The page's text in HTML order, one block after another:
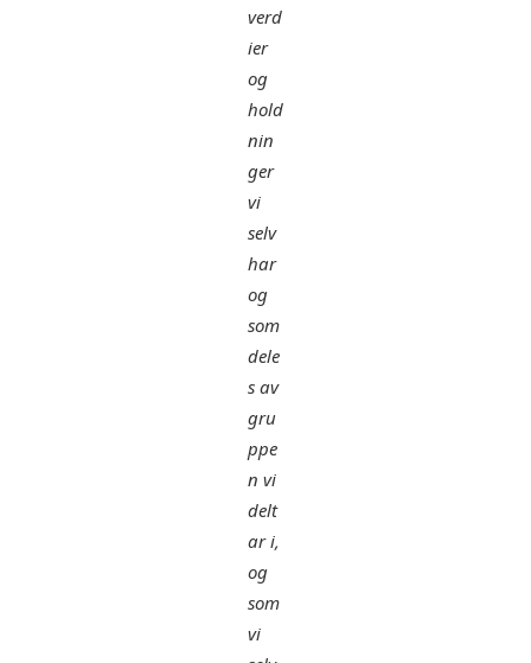
verd
ier
og
hold
nin
ger
vi
selv
har
og
som
dele
s av
gru
ppe
n vi
delt
ar i,
og
som
vi